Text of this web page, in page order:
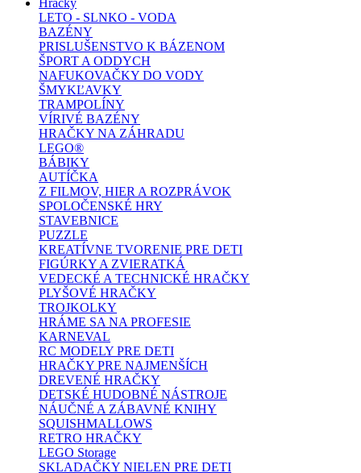
Hračky
LETO - SLNKO - VODA
BAZÉNY
PRISLUŠENSTVO K BÁZENOM
ŠPORT A ODDYCH
NAFUKOVAČKY DO VODY
ŠMYKĽAVKY
TRAMPOLÍNY
VÍRIVÉ BAZÉNY
HRAČKY NA ZÁHRADU
LEGO®
BÁBIKY
AUTÍČKA
Z FILMOV, HIER A ROZPRÁVOK
SPOLOČENSKÉ HRY
STAVEBNICE
PUZZLE
KREATÍVNE TVORENIE PRE DETI
FIGÚRKY A ZVIERATKÁ
VEDECKÉ A TECHNICKÉ HRAČKY
PLYŠOVÉ HRAČKY
TROJKOLKY
HRÁME SA NA PROFESIE
KARNEVAL
RC MODELY PRE DETI
HRAČKY PRE NAJMENŠÍCH
DREVENÉ HRAČKY
DETSKÉ HUDOBNÉ NÁSTROJE
NÁUČNÉ A ZÁBAVNÉ KNIHY
SQUISHMALLOWS
RETRO HRAČKY
LEGO Storage
SKLADAČKY NIELEN PRE DETI